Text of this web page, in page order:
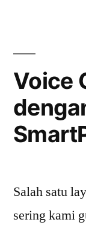
Voice
Salah satu
sering kami